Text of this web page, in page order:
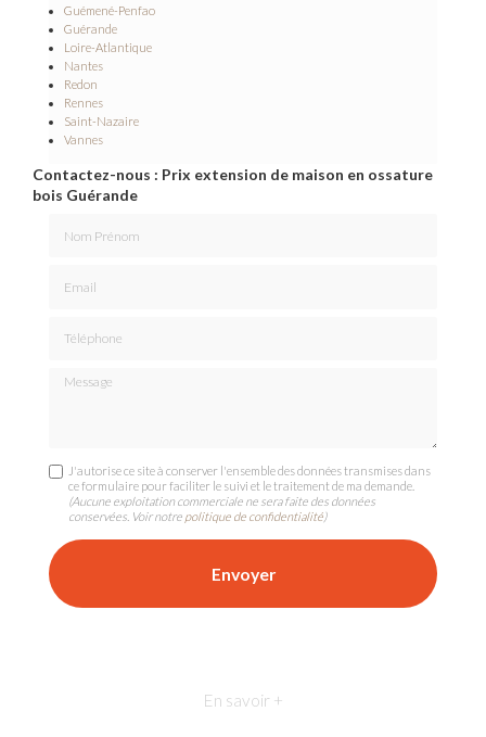
Guémené-Penfao
Guérande
Loire-Atlantique
Nantes
Redon
Rennes
Saint-Nazaire
Vannes
Contactez-nous : Prix extension de maison en ossature
bois Guérande
Message
J'autorise ce site à conserver l'ensemble des données transmises dans
ce formulaire pour faciliter le suivi et le traitement de ma demande.
(Aucune exploitation commerciale ne sera faite des données
conservées. Voir notre politique de confidentialité)
En savoir +